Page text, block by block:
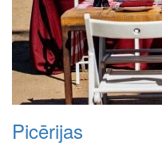
Picērijas